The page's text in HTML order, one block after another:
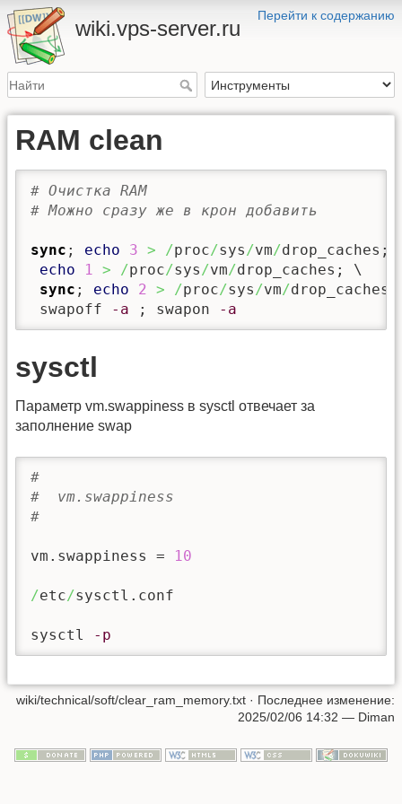
Перейти к содержанию
wiki.vps-server.ru
RAM clean
# Очистка RAM
# Можно сразу же в крон добавить
sync ; echo 3 > /proc/sys /vm/drop_caches;
echo
1 > /proc/sys /vm/drop_caches; \
sync ; echo 2 > /proc/sys /vm/
swapoff
-a ; swapon -a
sysctl
Параметр vm.swappiness в sysctl отвечает за
заполнение swap
#
#  vm.swappiness
#
vm.swappiness = 10
/etc/sysctl.conf
sysctl -p
wiki/technical/soft/clear_ram_memory.txt · Последнее изменение:
2025/02/06 14:32 — Diman